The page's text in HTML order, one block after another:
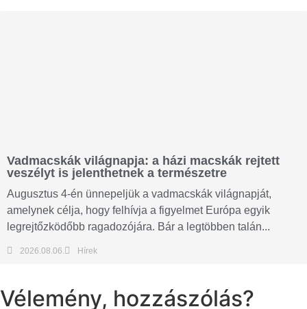
Vadmacskák világnapja: a házi macskák rejtett
veszélyt is jelenthetnek a természetre
Augusztus 4-én ünnepeljük a vadmacskák világnapját,
amelynek célja, hogy felhívja a figyelmet Európa egyik
legrejtőzködőbb ragadozójára. Bár a legtöbben talán...
2026.08.06. Hírek
Vélemény, hozzászólás?